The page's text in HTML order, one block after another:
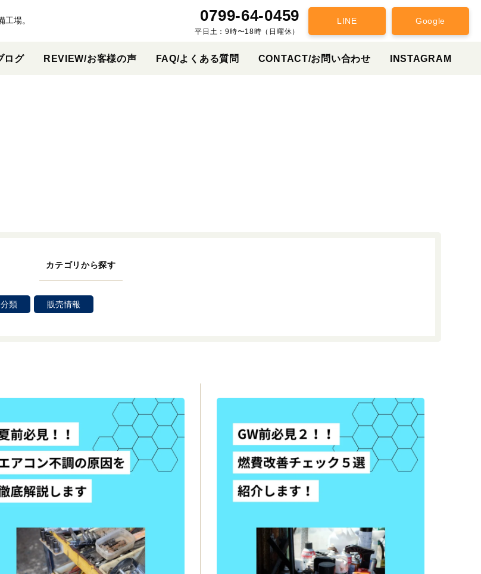
場。 0799-64-0459
平日土：9時〜18時（日曜休）
LINE Google
ログ REVIEW/お客様の声 FAQ/よくある質問 CONTACT/お問い合わせ INSTAGRAM
カテゴリから探す
類 販売情報